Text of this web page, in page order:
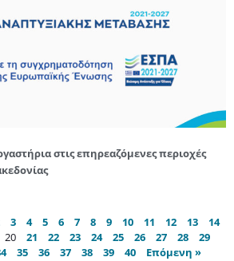
στις επηρεαζόμενες περιοχές
3 4 5 6 7 8 9 10 11 12 13
14
20 21 22 23 24 25 26 27 28
29
35 36 37 38 39 40 Επόμενη »